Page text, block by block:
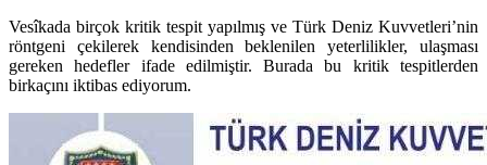
Vesîkada birçok kritik tespit yapılmış ve Türk Deniz Kuvvetleri’nin
röntgeni çekilerek kendisinden beklenilen yeterlilikler, ulaşması
gereken hedefler ifade edilmiştir. Burada bu kritik tespitlerden
birkaçını iktibas ediyorum.